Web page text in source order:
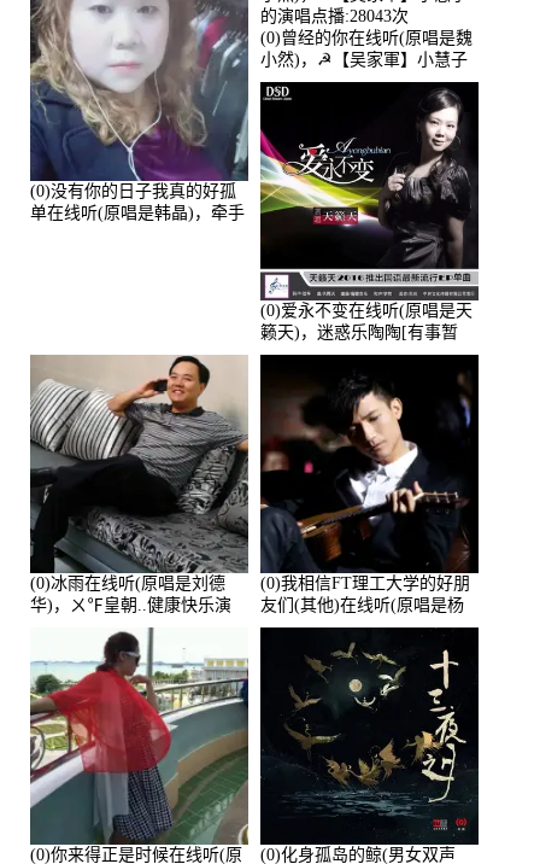
(0)没有你的日子我真的好孤
单在线听(原唱是韩晶)，牵手
(0)曾经的你在线听(原唱是魏
小然)，☭【吴家軍】小慧子
的演唱点播:28043次
(0)爱永不变在线听(原唱是天
籁天)，迷惑乐陶陶[有事暂
离]演唱点播:27678次
(0)冰雨在线听(原唱是刘德
华)，ㄨ℉皇朝..健康快乐演
(0)我相信FT理工大学的好朋
友们(其他)在线听(原唱是杨
培安)，老乔演唱点播:23714
(0)你来得正是时候在线听(原
(0)化身孤岛的鲸(男女双声